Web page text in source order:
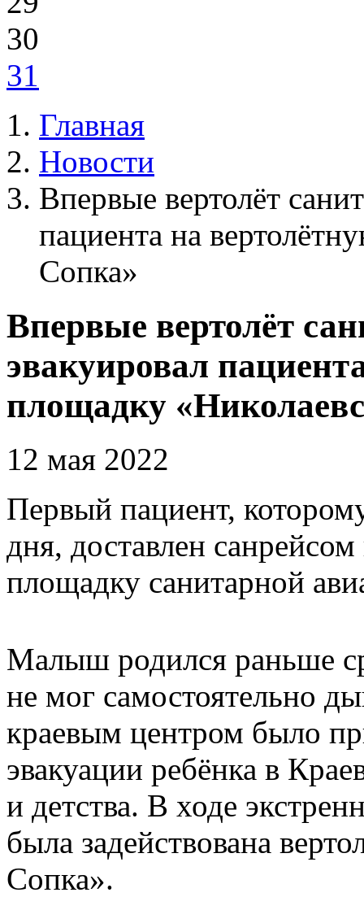
30
31
Главная
Новости
Впервые вертолёт
пациента на
Сопка»
Впервые вертолёт
эвакуировал
площадку
12 мая 2022
Первый пациент,
дня, доставлен
площадку санитарной
Малыш родился раньше
не мог самостоятельно
краевым центром было
эвакуации ребёнка в
и детства. В ходе
была задействована
Сопка».